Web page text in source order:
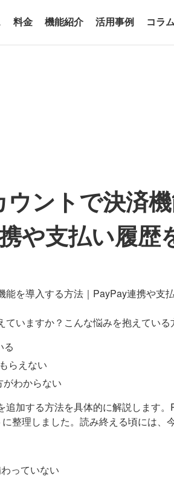
料金 機能紹介 活用事例 コラ
ントで決済
や支払い履歴
いますか？こんな悩みを抱えている
る
らえない
わからない
加する方法を具体的に解説します
整理しました。読み終える頃には、
っていない